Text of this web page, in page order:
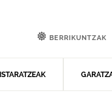
BERRIKUNTZAK